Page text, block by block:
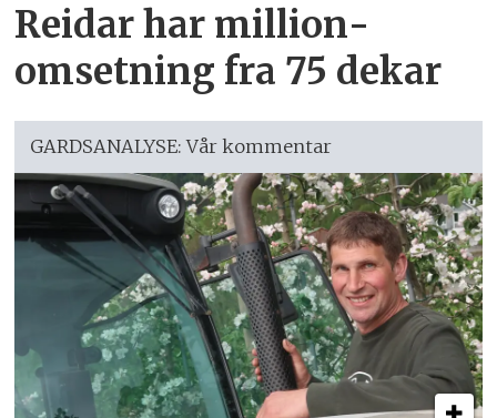
Reidar har million­
omsetning fra 75 dekar
GARDSANALYSE: Vår kommentar